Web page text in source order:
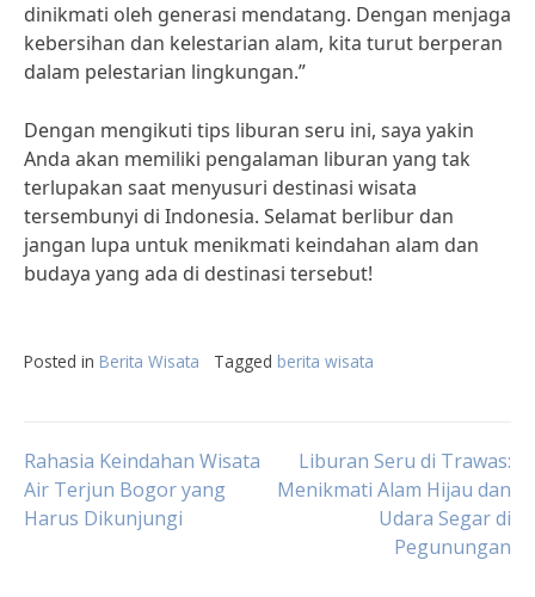
dinikmati oleh generasi mendatang. Dengan menjaga
kebersihan dan kelestarian alam, kita turut berperan
dalam pelestarian lingkungan.”
Dengan mengikuti tips liburan seru ini, saya yakin
Anda akan memiliki pengalaman liburan yang tak
terlupakan saat menyusuri destinasi wisata
tersembunyi di Indonesia. Selamat berlibur dan
jangan lupa untuk menikmati keindahan alam dan
budaya yang ada di destinasi tersebut!
Posted in Berita Wisata Tagged berita wisata
Post
navigation
Rahasia Keindahan Wisata
Air Terjun Bogor yang
Harus Dikunjungi
Liburan Seru di Trawas:
Menikmati Alam Hijau dan
Udara Segar di
Pegunungan